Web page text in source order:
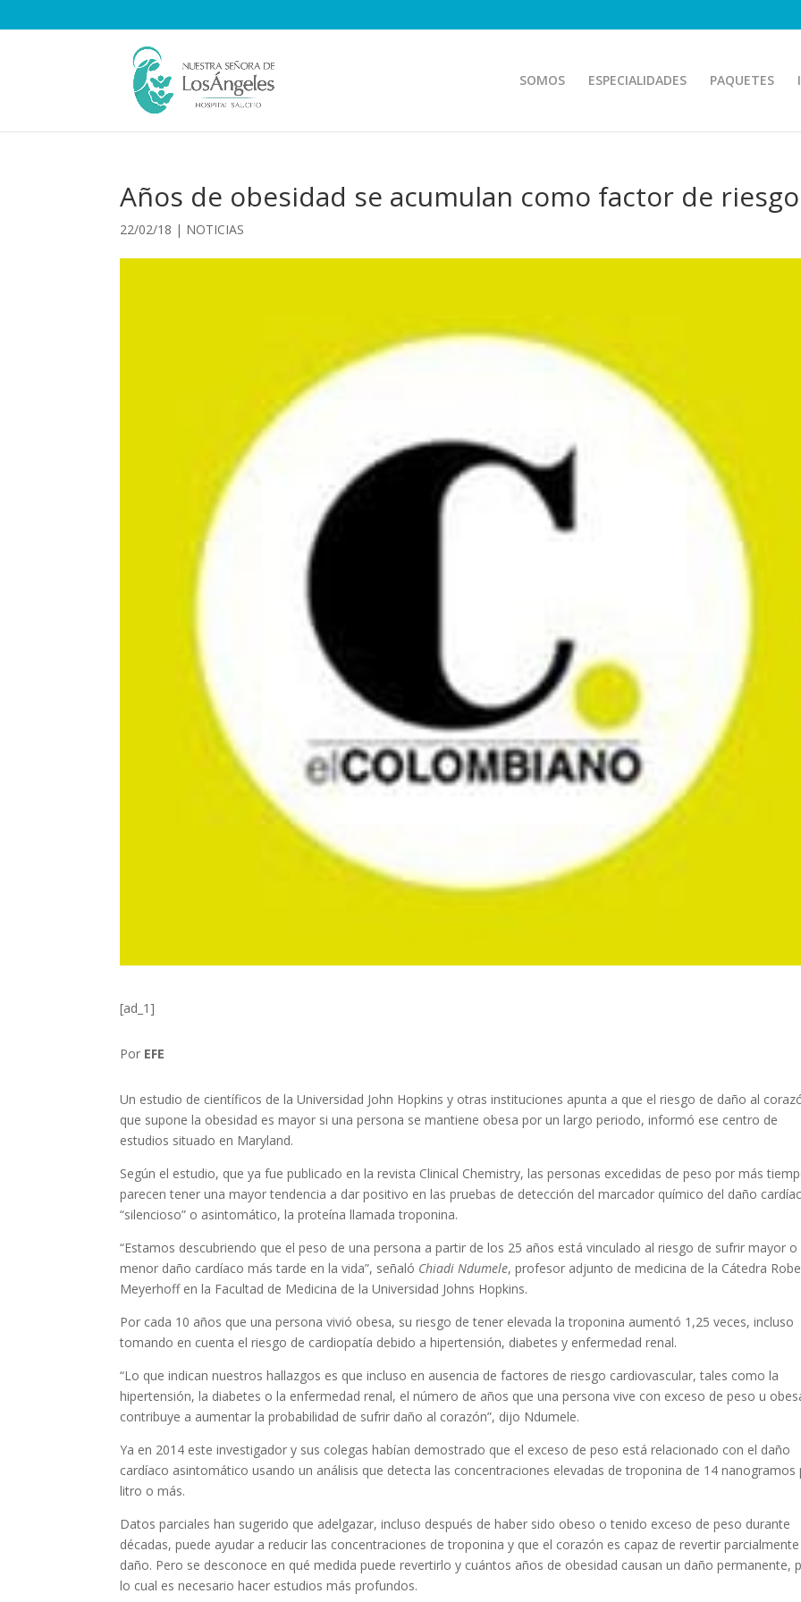
SOMOS ESPECIALIDADES PAQUETES
Años de obesidad se acumulan como factor de riesgo
22/02/18 | NOTICIAS
[ad_1]
Por EFE
Un estudio de científicos de la Universidad John Hopkins y otras instituciones apunta a que el riesgo de daño al
que supone la obesidad es mayor si una persona se mantiene obesa por un largo periodo, informó ese centro de
estudios situado en Maryland.
Según el estudio, que ya fue publicado en la revista Clinical Chemistry, las personas excedidas de peso por más
parecen tener una mayor tendencia a dar positivo en las pruebas de detección del marcador químico del daño
“silencioso” o asintomático, la proteína llamada troponina.
“Estamos descubriendo que el peso de una persona a partir de los 25 años está vinculado al riesgo de sufrir mayor o
menor daño cardíaco más tarde en la vida”, señaló Chiadi Ndumele, profesor adjunto de medicina de la Cátedra
Meyerhoff en la Facultad de Medicina de la Universidad Johns Hopkins.
Por cada 10 años que una persona vivió obesa, su riesgo de tener elevada la troponina aumentó 1,25 veces, incluso
tomando en cuenta el riesgo de cardiopatía debido a hipertensión, diabetes y enfermedad renal.
“Lo que indican nuestros hallazgos es que incluso en ausencia de factores de riesgo cardiovascular, tales como la
hipertensión, la diabetes o la enfermedad renal, el número de años que una persona vive con exceso de peso u
contribuye a aumentar la probabilidad de sufrir daño al corazón”, dijo Ndumele.
Ya en 2014 este investigador y sus colegas habían demostrado que el exceso de peso está relacionado con el daño
cardíaco asintomático usando un análisis que detecta las concentraciones elevadas de troponina de 14 nanogramos
litro o más.
Datos parciales han sugerido que adelgazar, incluso después de haber sido obeso o tenido exceso de peso durante
décadas, puede ayudar a reducir las concentraciones de troponina y que el corazón es capaz de revertir parcialmente
daño. Pero se desconoce en qué medida puede revertirlo y cuántos años de obesidad causan un daño permanente,
lo cual es necesario hacer estudios más profundos.